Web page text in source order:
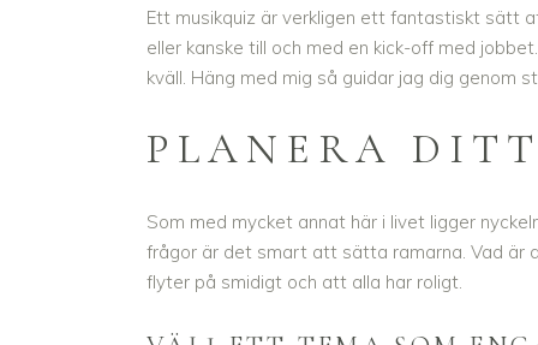
Ett musikquiz är verkligen ett fantastiskt sätt
eller kanske till och med en kick-off med
kväll. Häng med mig så guidar jag dig genom
PLANERA
Som med mycket annat här i livet ligger
frågor är det smart att sätta ramarna. Vad är
flyter på smidigt och att alla har roligt.